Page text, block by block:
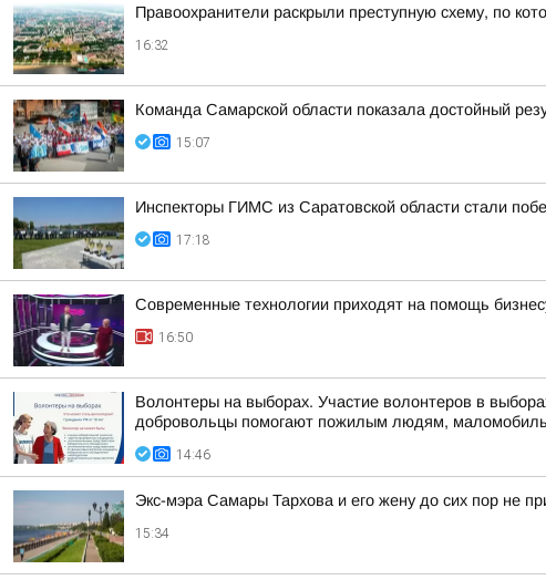
Правоохранители раскрыли преступную схему, по
16:32
Команда Самарской области показала достойный
15:07
Инспекторы ГИМС из Саратовской области стали
17:18
Современные технологии приходят на помощь
16:50
Волонтеры на выборах. Участие волонтеров в
добровольцы помогают пожилым людям,
14:46
Экс-мэра Самары Тархова и его жену до сих пор не
15:34